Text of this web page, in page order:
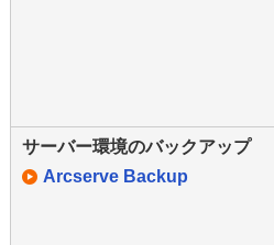
サーバー環境のバックアップ
Arcserve Backup